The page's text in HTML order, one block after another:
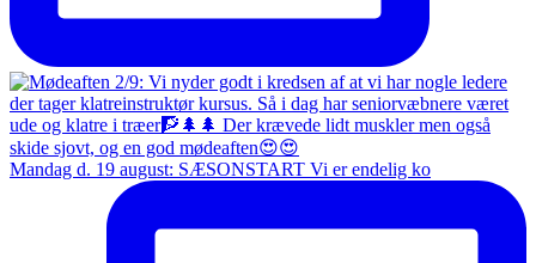
Mandag d. 19 august: SÆSONSTART Vi er endelig ko